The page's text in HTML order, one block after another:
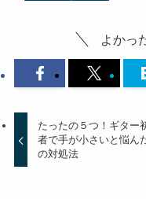
よかっ
たったの５つ！ギター
者で手が小さいと悩ん
の対処法